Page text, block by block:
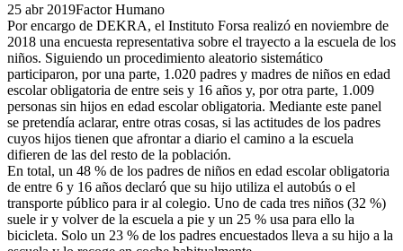
25 abr 2019Factor Humano
Por encargo de DEKRA, el Instituto Forsa realizó en noviembre de
2018 una encuesta representativa sobre el trayecto a la escuela de los
niños. Siguiendo un procedimiento aleatorio sistemático
participaron, por una parte, 1.020 padres y madres de niños en edad
escolar obligatoria de entre seis y 16 años y, por otra parte, 1.009
personas sin hijos en edad escolar obligatoria. Mediante este panel
se pretendía aclarar, entre otras cosas, si las actitudes de los padres
cuyos hijos tienen que afrontar a diario el camino a la escuela
difieren de las del resto de la población.
En total, un 48 % de los padres de niños en edad escolar obligatoria
de entre 6 y 16 años declaró que su hijo utiliza el autobús o el
transporte público para ir al colegio. Uno de cada tres niños (32 %)
suele ir y volver de la escuela a pie y un 25 % usa para ello la
bicicleta. Solo un 23 % de los padres encuestados lleva a su hijo a la